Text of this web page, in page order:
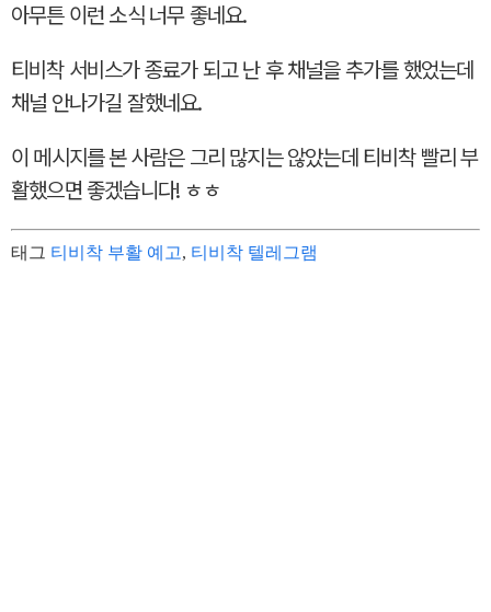
아무튼 이런 소식 너무 좋네요.
티비착 서비스가 종료가 되고 난 후 채널을 추가를 했었는데
채널 안나가길 잘했네요.
이 메시지를 본 사람은 그리 많지는 않았는데 티비착 빨리 부
활했으면 좋겠습니다! ㅎㅎ
태그 티비착 부활 예고, 티비착 텔레그램